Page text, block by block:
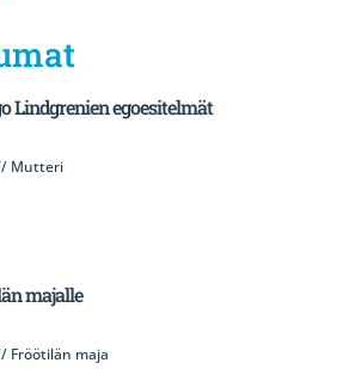
Lindgrenien egoesitelmät
Mutteri
majalle
Fröötilän maja